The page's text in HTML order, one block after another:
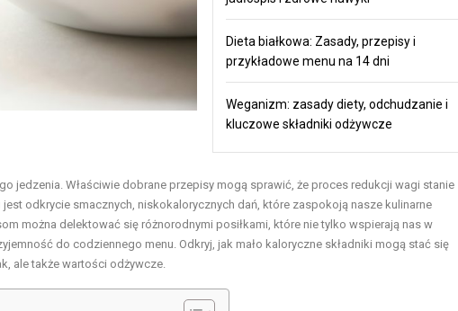
Dieta białkowa: Zasady, przepisy i
przykładowe menu na 14 dni
Weganizm: zasady diety, odchudzanie i
kluczowe składniki odżywcze
jedzenia. Właściwie dobrane przepisy mogą sprawić, że proces redukcji wagi stanie
odkrycie smacznych, niskokalorycznych dań, które zaspokoją nasze kulinarne
można delektować się różnorodnymi posiłkami, które nie tylko wspierają nas w
do codziennego menu. Odkryj, jak mało kaloryczne składniki mogą stać się
ale także wartości odżywcze.